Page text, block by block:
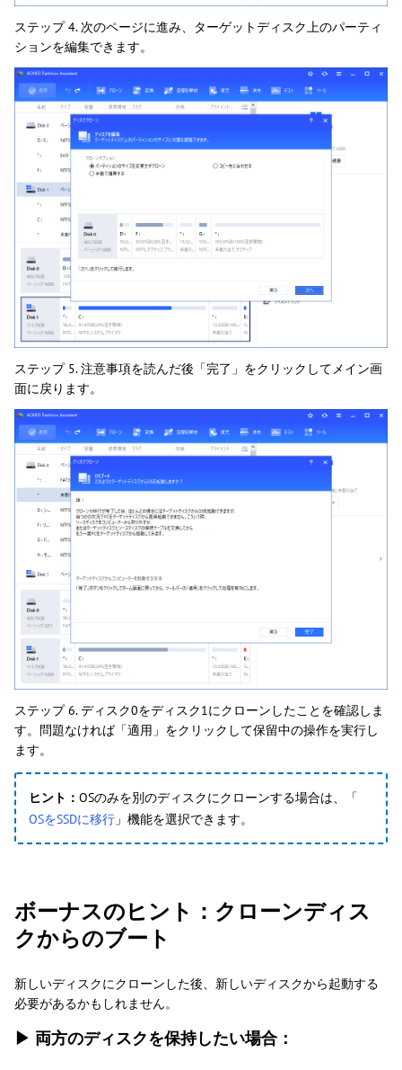
ステップ 4. 次のページに進み、ターゲットディスク上のパーティ
ションを編集できます。
ステップ 5. 注意事項を読んだ後「完了」をクリックしてメイン画
面に戻ります。
ステップ 6. ディスク0をディスク1にクローンしたことを確認しま
す。問題なければ「適用」をクリックして保留中の操作を実行し
ます。
ヒント： OSのみを別のディスクにクローンする場合は、「
OSをSSDに移行 」機能を選択できます。
ボーナスのヒント：クローンディス
クからのブート
新しいディスクにクローンした後、新しいディスクから起動する
必要があるかもしれません。
▶ 両方のディスクを保持したい場合：